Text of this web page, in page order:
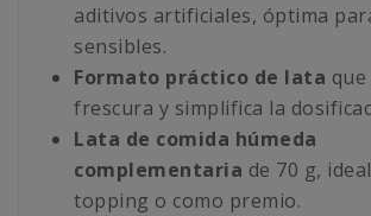
aditivos artificiales, óptima
sensibles.
Formato práctico de lata
frescura y simplifica la
Lata de comida húmeda
complementaria de 70 g,
topping o como premio.